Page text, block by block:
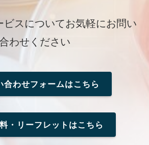
ビスについてお気軽にお問い
わせください
合わせフォームはこちら
・リーフレットはこちら